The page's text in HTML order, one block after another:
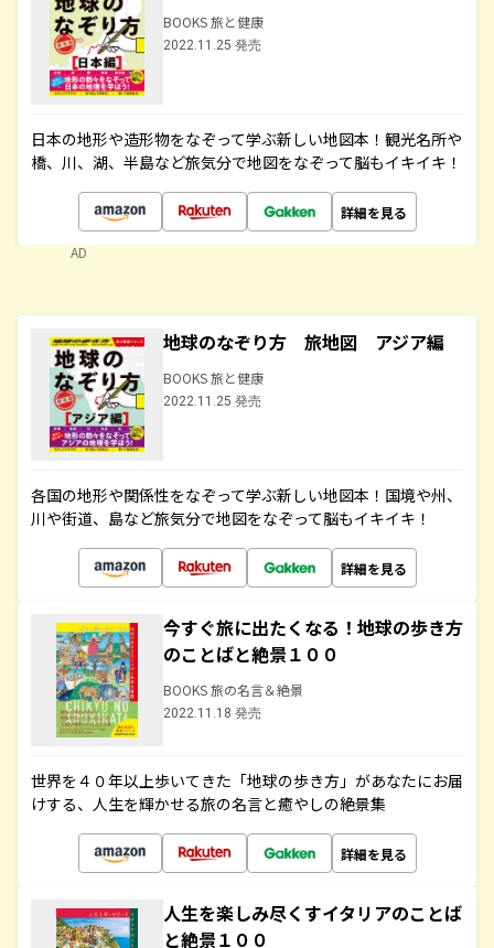
BOOKS 旅と健康
2022.11.25 発売
日本の地形や造形物をなぞって学ぶ新しい地図本！観光名所や
橋、川、湖、半島など旅気分で地図をなぞって脳もイキイキ！
詳細を見る
AD
地球のなぞり方 旅地図 アジア編
BOOKS 旅と健康
2022.11.25 発売
各国の地形や関係性をなぞって学ぶ新しい地図本！国境や州、
川や街道、島など旅気分で地図をなぞって脳もイキイキ！
詳細を見る
今すぐ旅に出たくなる！地球の歩き方
のことばと絶景１００
BOOKS 旅の名言＆絶景
2022.11.18 発売
世界を４０年以上歩いてきた「地球の歩き方」があなたにお届
けする、人生を輝かせる旅の名言と癒やしの絶景集
詳細を見る
人生を楽しみ尽くすイタリアのことば
と絶景１００